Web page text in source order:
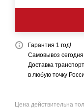
Гарантия 1 год!
Самовывоз
Доставка
в любую точку
Цена действительна